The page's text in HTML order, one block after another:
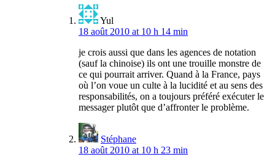
Yul
18 août 2010 at 10 h 14 min
je crois aussi que dans les agences de notation
(sauf la chinoise) ils ont une trouille monstre de
ce qui pourrait arriver. Quand à la France, pays
où l’on voue un culte à la lucidité et au sens des
responsabilités, on a toujours préféré exécuter le
messager plutôt que d’affronter le problème.
Stéphane
18 août 2010 at 10 h 23 min